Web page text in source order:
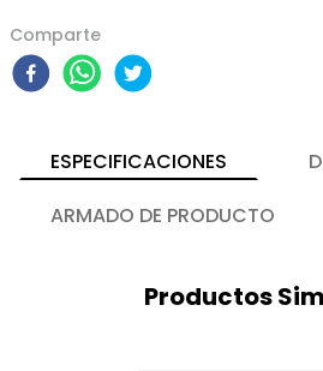
Comparte
ESPECIFICACIONES
ARMADO DE PRODUCTO
Productos